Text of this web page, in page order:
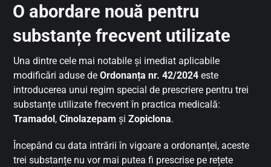
O abordare nouă pentru
substanțe frecvent utilizate
Una dintre cele mai notabile și imediat aplicabile
modificări aduse deOrdonanța nr. 42/2024 este
introducerea unui regim special de prescriere pentru trei
substanțe utilizate frecvent în practica medicală:
Tramadol ,Cinolazepam șiZopiclona.
Începând cu data intrării în vigoare a ordonanței, aceste
trei substanțe nu vor mai putea fi prescrise pe rețete